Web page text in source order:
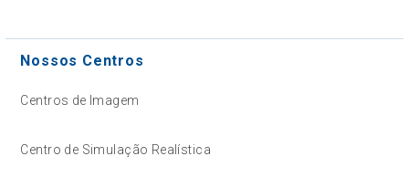
Nossos Centros
Centros de Imagem
Centro de Simulação Realística